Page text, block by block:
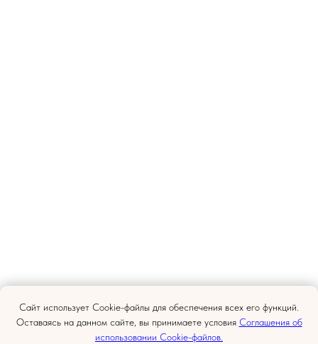
Сайт использует Cookie-файлы для обеспечения всех его функций.
Оставаясь на данном сайте, вы принимаете условия Соглашения об
использовании Cookie-файлов.